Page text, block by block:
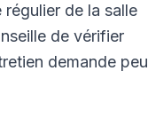
de la salle
de vérifier
demande peu